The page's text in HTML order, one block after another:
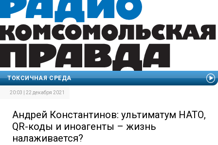
ТОКСИЧНАЯ СРЕДА
20:03 | 22 декабря 2021
Андрей Константинов: ультиматум НАТО,
QR-коды и иноагенты – жизнь
налаживается?